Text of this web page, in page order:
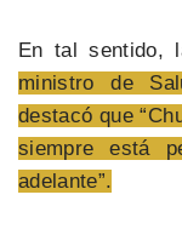
En tal sentido,
ministro de
destacó que
siempre está
adelante”.